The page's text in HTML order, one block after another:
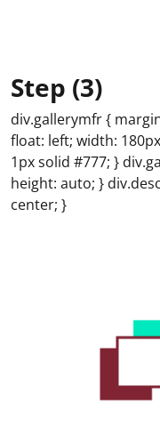
Step (3)
div.gallerymfr {
float: left; width:
1px solid #777; }
height: auto; }
center; }